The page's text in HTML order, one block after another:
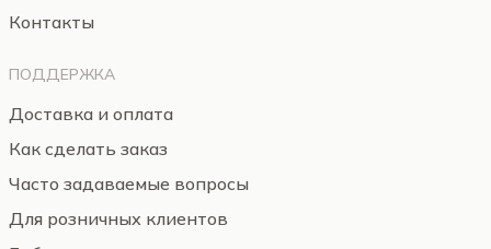
Контакты
ПОДДЕРЖКА
Доставка и оплата
Как сделать заказ
Часто задаваемые вопросы
Для розничных клиентов